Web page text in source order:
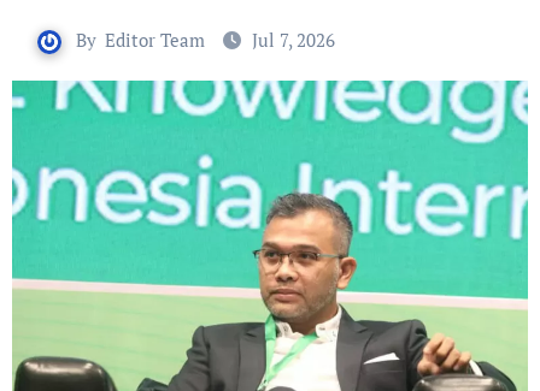
By Editor Team Jul 7, 2026